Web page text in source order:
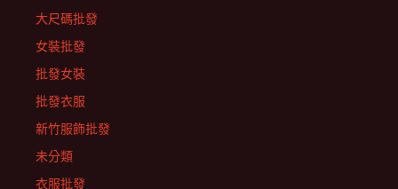
大尺碼批發
女裝批發
批發女裝
批發衣服
新竹服飾批發
未分類
衣服批發